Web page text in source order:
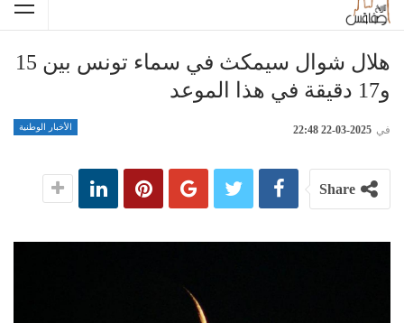
هلال شوال سيمكث في سماء تونس بين 15
و17 دقيقة في هذا الموعد
الأخبار الوطنية في 2025-03-22 22:48
Share